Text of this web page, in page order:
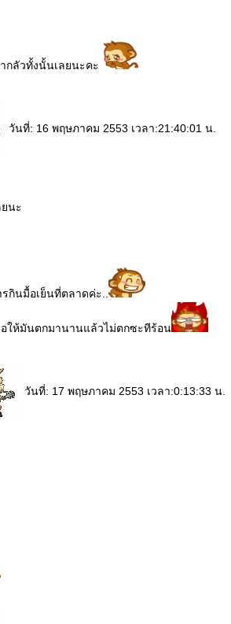
ลัวทั้งนั้นเลยนะคะ
วันที่: 16 พฤษภาคม 2553 เวลา:21:40:01 น.
นะ
กินมื้อเย็นที่ตลาดค่ะ..
ให้มันตกมานานแล้วไม่ตกซะทีร้อน
วันที่: 17 พฤษภาคม 2553 เวลา:0:13:33 น.